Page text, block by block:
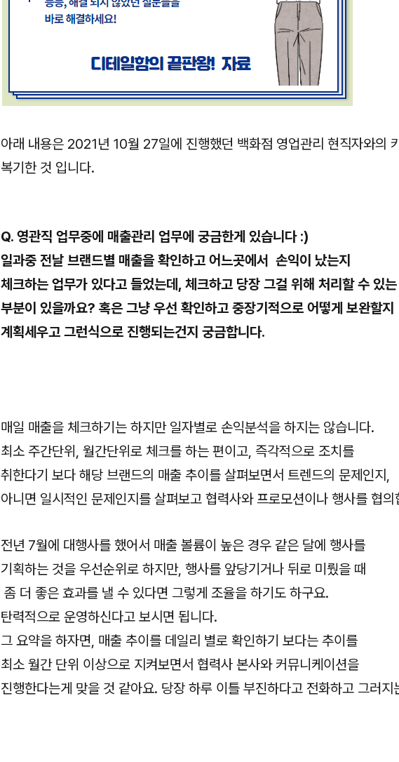
아래 내용은 2021년 10월 27일에 진행했던 백화점 영업관리 현직자와의
복기한 것 입니다.
Q. 영관직 업무중에 매출관리 업무에 궁금한게 있습니다 :)
일과중 전날 브랜드별 매출을 확인하고 어느곳에서 손익이 났는지
체크하는 업무가 있다고 들었는데, 체크하고 당장 그걸 위해 처리할 수 있는
부분이 있을까요? 혹은 그냥 우선 확인하고 중장기적으로 어떻게 보완할지
계획세우고 그런식으로 진행되는건지 궁금합니다.
매일 매출을 체크하기는 하지만 일자별로 손익분석을 하지는 않습니다.
최소 주간단위, 월간단위로 체크를 하는 편이고, 즉각적으로 조치를
취한다기 보다 해당 브랜드의 매출 추이를 살펴보면서 트렌드의 문제인지,
아니면 일시적인 문제인지를 살펴보고 협력사와 프로모션이나 행사를 협의
전년 7월에 대행사를 했어서 매출 볼륨이 높은 경우 같은 달에 행사를
기획하는 것을 우선순위로 하지만, 행사를 앞당기거나 뒤로 미뤘을 때
좀 더 좋은 효과를 낼 수 있다면 그렇게 조율을 하기도 하구요.
탄력적으로 운영하신다고 보시면 됩니다.
그 요약을 하자면, 매출 추이를 데일리 별로 확인하기 보다는 추이를
최소 월간 단위 이상으로 지켜보면서 협력사 본사와 커뮤니케이션을
진행한다는게 맞을 것 같아요. 당장 하루 이틀 부진하다고 전화하고 그러지